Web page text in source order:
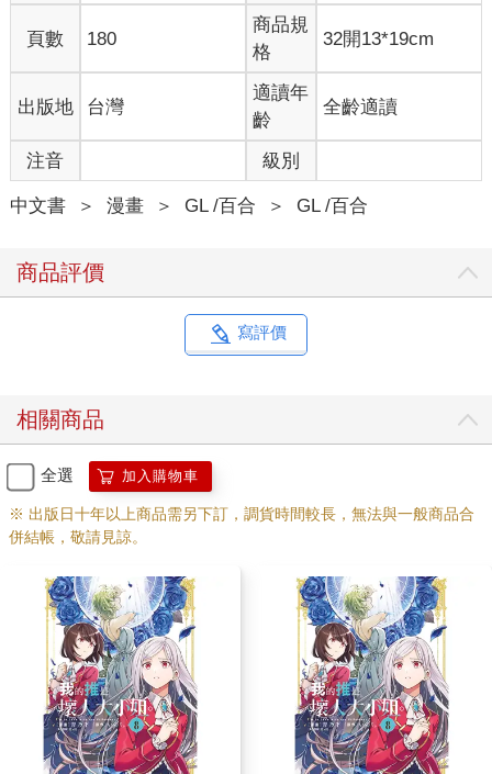
頁數 180
商品規
格
32開13*19cm
出版地 台灣
適讀年
齡
全齡適讀
注音 級別
中文書 ＞ 漫畫 ＞ GL /百合 ＞ GL /百合
商品評價
寫評價
相關商品
全選 加入購物車
※ 出版日十年以上商品需另下訂，調貨時間較長，無法與一般商品合
併結帳，敬請見諒。